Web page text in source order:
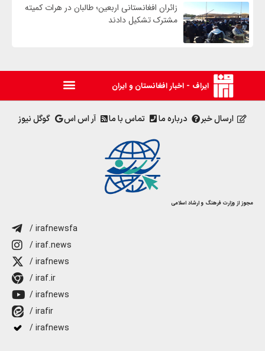
زائران افغانستانی اربعین؛ طالبان در هرات کمیته
مشترک تشکیل دادند
ایراف - اخبار افغانستان و ایران
ارسال خبر درباره ما تماس با ما آر اس اس گوگل نیوز
مجوز از وزارت فرهنگ و ارشاد اسلامی
/ irafnewsfa
/ iraf.news
/ irafnews
/ iraf.ir
/ irafnews
/ irafir
/ irafnews